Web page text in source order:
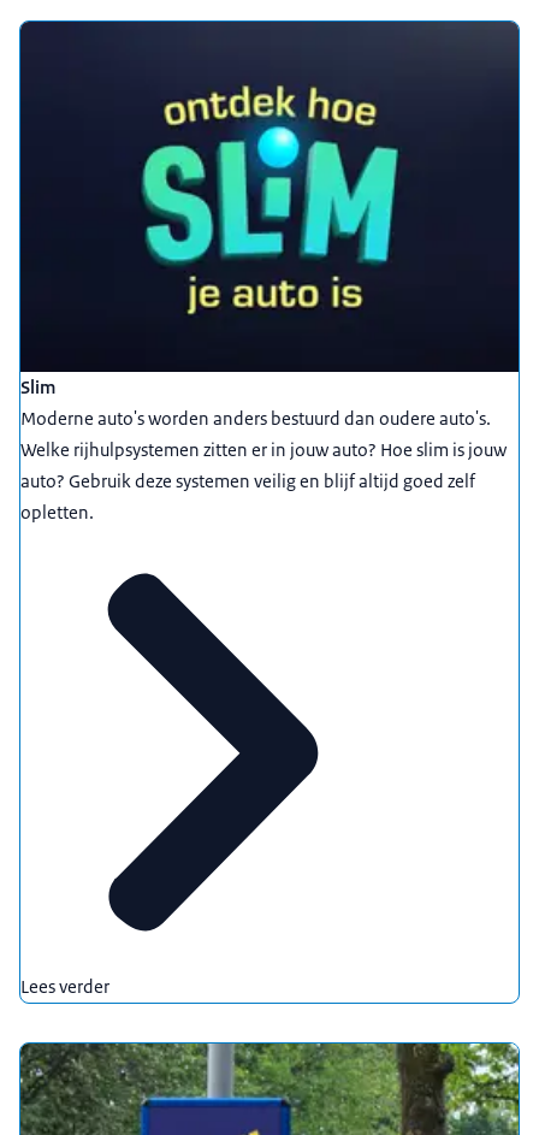
Slim
Moderne auto's worden anders bestuurd dan oudere auto's.
Welke rijhulpsystemen zitten er in jouw auto? Hoe slim is jouw
auto? Gebruik deze systemen veilig en blijf altijd goed zelf
opletten.
Lees verder